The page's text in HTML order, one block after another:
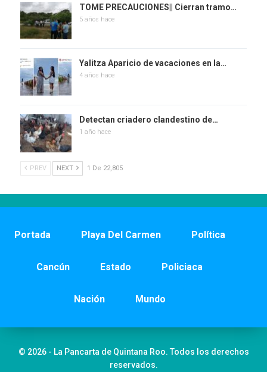
TOME PRECAUCIONES|| Cierran tramo…
5 años hace
Yalitza Aparicio de vacaciones en la…
4 años hace
Detectan criadero clandestino de…
1 año hace
PREV NEXT 1 De 22,805
Portada Playa Del Carmen Política
Cancún Estado Policiaca
Nación Mundo
© 2026 - La Pancarta de Quintana Roo. Todos los derechos
reservados.